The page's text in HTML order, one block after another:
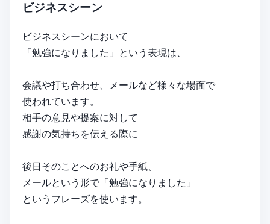
ビジネスシーン
ビジネスシーンにおいて
「勉強になりました」という表現は、
会議や打ち合わせ、メールなど様々な場面で
使われています。
相手の意見や提案に対して
感謝の気持ちを伝える際に
後日そのことへのお礼や手紙、
メールという形で「勉強になりました」
というフレーズを使います。